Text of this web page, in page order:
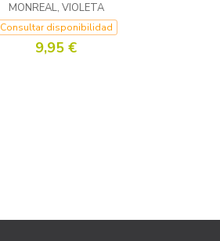
MONREAL, VIOLETA
Consultar disponibilidad
9,95 €